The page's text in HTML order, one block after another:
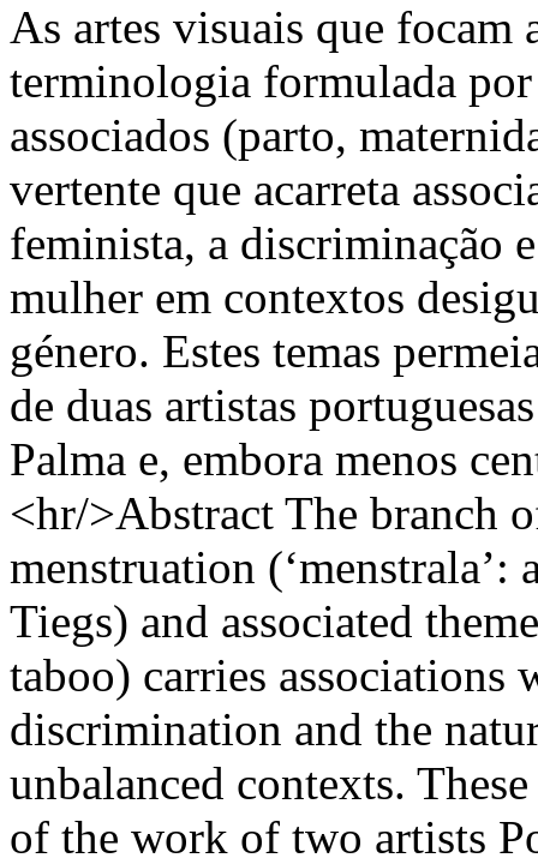
As artes visuais que focam
terminologia formulada por
associados (parto,
vertente que acarreta
feminista, a discriminação
mulher em contextos
género. Estes temas
de duas artistas
Palma e, embora menos
<hr/>Abstract The branch
menstruation (‘menstrala’:
Tiegs) and associated
taboo) carries
discrimination and the
unbalanced contexts.
of the work of two artists